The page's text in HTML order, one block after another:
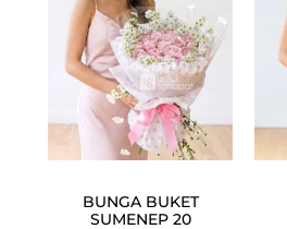
BUNGA BUKET
SUMENEP 20